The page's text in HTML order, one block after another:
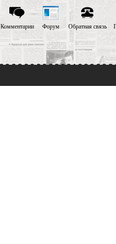
Комментарии Форум Обратная связь